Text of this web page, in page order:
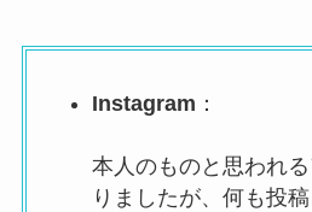
Instagram ：
本人のものと思われ
りましたが、何も投